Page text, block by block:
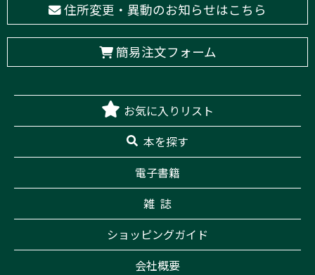
住所変更・異動のお知らせはこちら
簡易注文フォーム
お気に入りリスト
本を探す
電子書籍
雑 誌
ショッピングガイド
会社概要